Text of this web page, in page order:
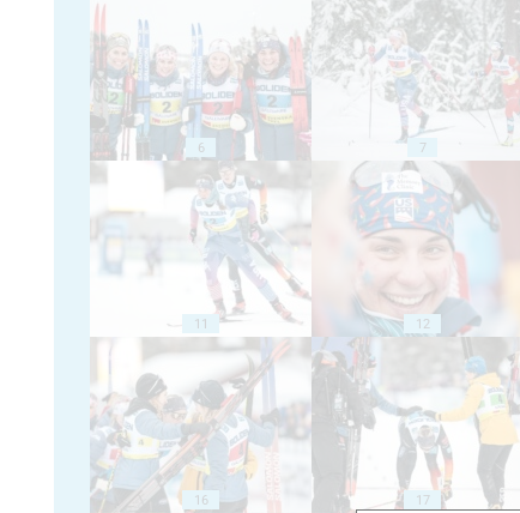
6 7
11 12
16 17